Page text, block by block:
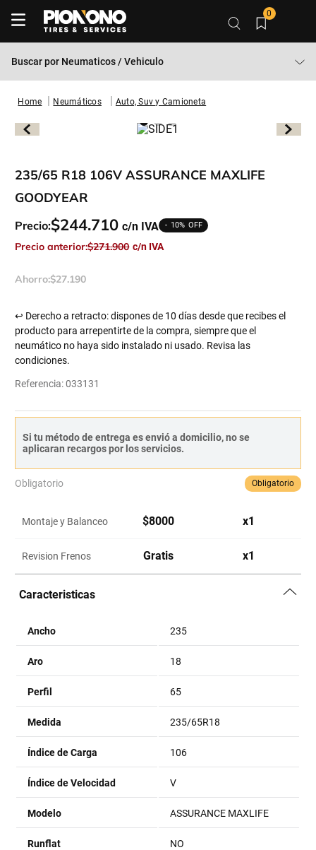
0
Buscar por Neumaticos / Vehiculo
Neumáticos Auto, Suv y Camioneta
235/65 R18 106V ASSURANCE MAXLIFE
GOODYEAR
Precio:$244.710 10%
Precio anterior:$271.900
Ahorro:$27.190
↩ Derecho a retracto: dispones de 10 días desde que recibes el
producto para arrepentirte de la compra, siempre que el
neumático no haya sido instalado ni usado. Revisa las
condiciones.
Referencia:033131
Si tu método de entrega es envió a domicilio, no se
aplicaran recargos por los servicios.
Obligatorio Obligatorio
Montaje y Balanceo $8000 x1
Revision Frenos Gratis x1
Caracteristicas
Ancho 235
Aro 18
Perfil 65
Medida 235/65R18
Índice de Carga 106
Índice de Velocidad V
Modelo ASSURANCE MAXLIFE
Runflat NO